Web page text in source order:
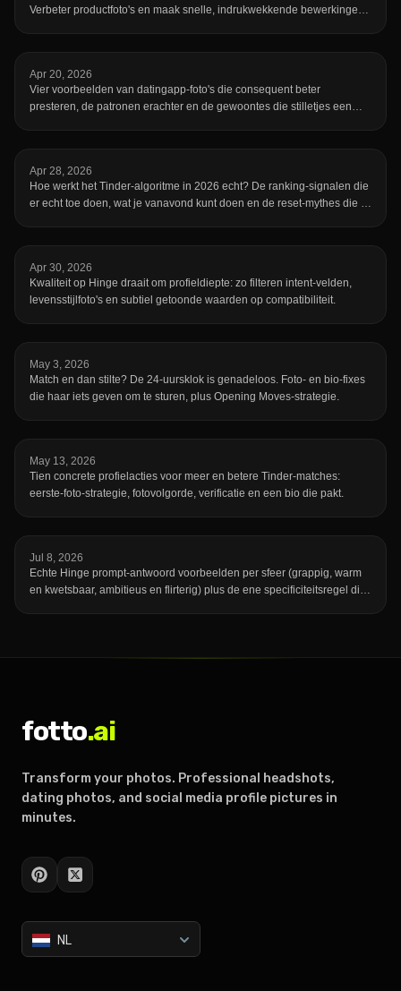
Verbeter productfoto's en maak snelle, indrukwekkende bewerkingen,
Apr 20, 2026
Vier voorbeelden van datingapp-foto's die consequent beter
presteren, de patronen erachter en de gewoontes die stilletjes een
Apr 28, 2026
Hoe werkt het Tinder-algoritme in 2026 echt? De ranking-signalen die
er echt toe doen, wat je vanavond kunt doen en de reset-mythes die je
Apr 30, 2026
Kwaliteit op Hinge draait om profieldiepte: zo filteren intent-velden,
levensstijlfoto's en subtiel getoonde waarden op compatibiliteit.
May 3, 2026
Match en dan stilte? De 24-uursklok is genadeloos. Foto- en bio-fixes
die haar iets geven om te sturen, plus Opening Moves-strategie.
May 13, 2026
Tien concrete profielacties voor meer en betere Tinder-matches:
eerste-foto-strategie, fotovolgorde, verificatie en een bio die pakt.
Jul 8, 2026
Echte Hinge prompt-antwoord voorbeelden per sfeer (grappig, warm
en kwetsbaar, ambitieus en flirterig) plus de ene specificiteitsregel die
fotto.ai
Transform your photos. Professional headshots,
dating photos, and social media profile pictures in
minutes.
NL